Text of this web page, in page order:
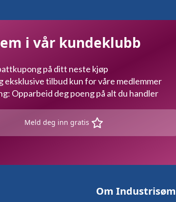
i vår kundeklubb
på ditt neste kjøp
eksklusive tilbud kun for våre medlemmer
Opparbeid deg poeng på alt du handler
Meld deg inn gratis
Om Industrisøm